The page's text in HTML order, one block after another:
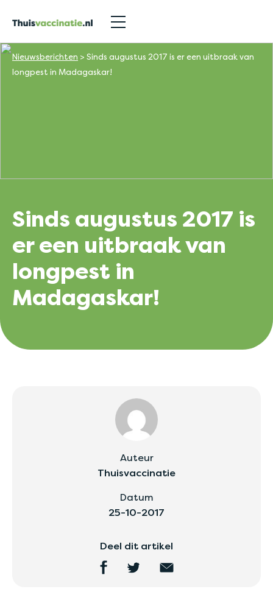
Nieuwsberichten > Sinds augustus 2017 is er een uitbraak van
longpest in Madagaskar!
Sinds augustus 2017 is
er een uitbraak van
longpest in
Madagaskar!
Auteur
Thuisvaccinatie
Datum
25-10-2017
Deel dit artikel